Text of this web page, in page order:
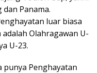
Panama.
luar biasa
Olahragawan U-
U-23.
punya Penghayatan